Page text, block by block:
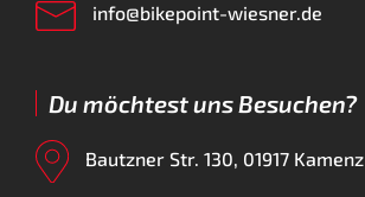
info@bikepoint-wiesner.de
Du möchtest uns Besuchen?
Bautzner Str. 130, 01917 Kamenz